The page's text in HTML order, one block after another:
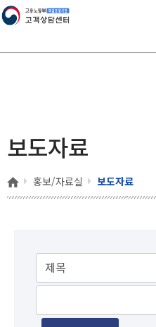
고용노동부 책임
보도자료
홈 홍보/자료실 보도자료